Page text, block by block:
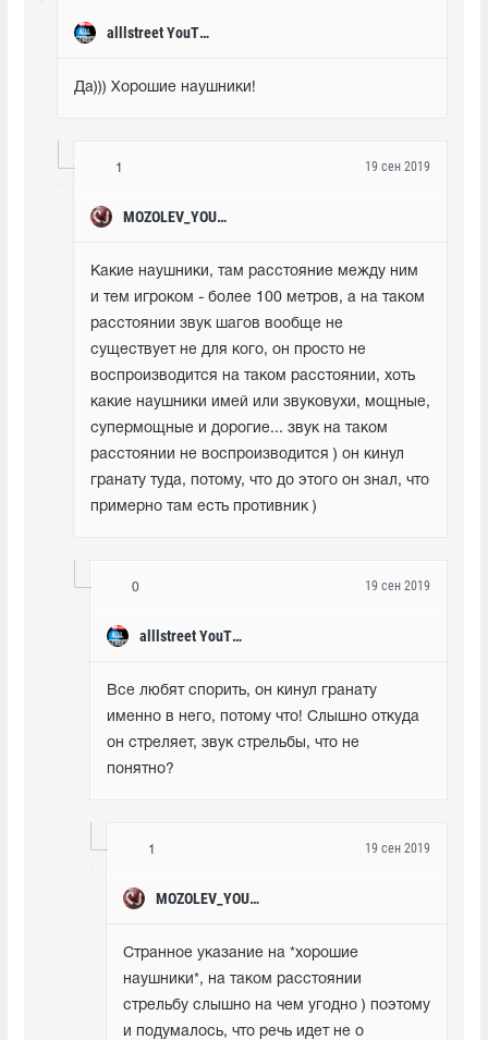
alllstreet YouTube
Да))) Хорошие наушники!
1
MOZOLEV_YOUTUBE
19 сен 2019
Какие наушники, там расстояние между ним
и тем игроком - более 100 метров, а на таком
расстоянии звук шагов вообще не
существует не для кого, он просто не
воспроизводится на таком расстоянии, хоть
какие наушники имей или звуковухи, мощные,
супермощные и дорогие... звук на таком
расстоянии не воспроизводится ) он кинул
гранату туда, потому, что до этого он знал, что
примерно там есть противник )
0
alllstreet YouTube
19 сен 2019
Все любят спорить, он кинул гранату
именно в него, потому что! Слышно откуда
он стреляет, звук стрельбы, что не
понятно?
1
MOZOLEV_YOUTUBE
19 сен 2019
Странное указание на *хорошие
наушники*, на таком расстоянии
стрельбу слышно на чем угодно ) поэтому
и подумалось, что речь идет не о